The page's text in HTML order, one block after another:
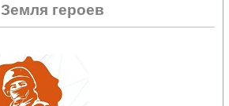
Земля героев